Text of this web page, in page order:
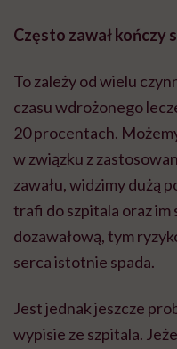
Często zawał kończy
To zależy od wielu
czasu wdrożonego
20 procentach.
w związku z
zawału, widzimy dużą
trafi do szpitala oraz
dozawałową, tym
serca istotnie spada.
Jest jednak jeszcze
wypisie ze szpitala.